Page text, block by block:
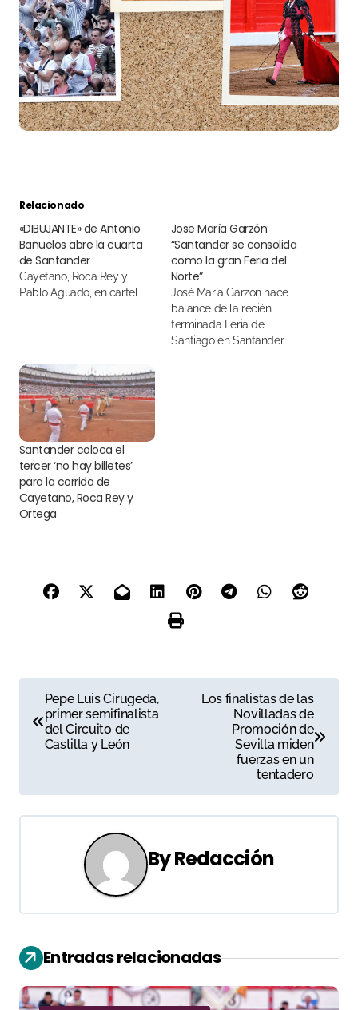
Relacionado
«DIBUJANTE» de Antonio
Bañuelos abre la cuarta
de Santander
Cayetano, Roca Rey y
Pablo Aguado, en cartel
Jose María Garzón:
“Santander se consolida
como la gran Feria del
Norte”
José María Garzón hace
balance de la recién
terminada Feria de
Santiago en Santander
Santander coloca el
tercer ‘no hay billetes’
para la corrida de
Cayetano, Roca Rey y
Ortega
a
e
g
i
ó
n
Pepe Luis Cirugeda,
primer semifinalista
del Circuito de
Castilla y León
Los finalistas de las
Novilladas de
Promoción de
Sevilla miden
fuerzas en un
tentadero
ByRedacción
Entradas relacionadas